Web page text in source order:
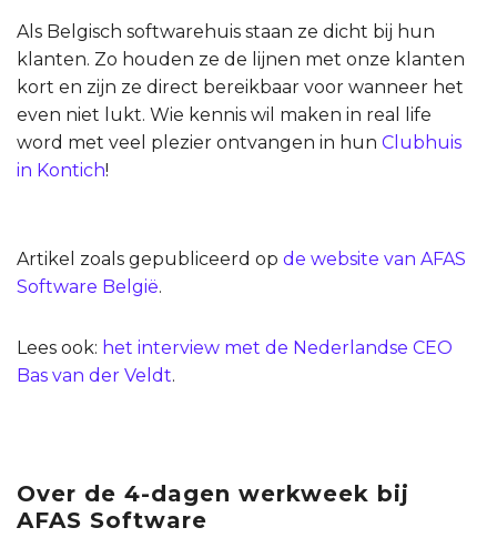
Als Belgisch softwarehuis staan ze dicht bij hun
klanten. Zo houden ze de lijnen met onze klanten
kort en zijn ze direct bereikbaar voor wanneer het
even niet lukt. Wie kennis wil maken in real life
word met veel plezier ontvangen in hun Clubhuis
in Kontich!
Artikel zoals gepubliceerd op de website van AFAS
Software België.
Lees ook: het interview met de Nederlandse CEO
Bas van der Veldt.
Over de 4-dagen werkweek bij
AFAS Software